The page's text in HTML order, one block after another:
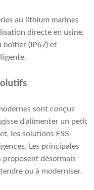
au lithium marines
directe en usine,
boîtier (IP67) et
sont conçus
d'alimenter un petit
les solutions ESS
Les principales
proposent désormais
ou à moderniser.